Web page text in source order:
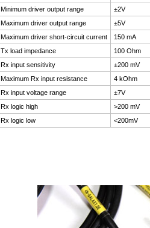
Minimum driver output range
±2V
Maximum driver output range
±5V
Maximum driver short-circuit current
150 mA
Tx load impedance
100 Ohm
Rx input sensitivity
±200 mV
Maximum Rx input resistance
4 kOhm
Rx input voltage range
±7V
Rx logic high
>200 mV
Rx logic low
<200mV